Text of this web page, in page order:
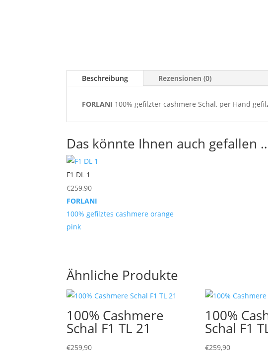
Beschreibung Rezensionen (0)
FORLANI 100% gefilzter cashmere Schal, per Hand
Das könnte Ihnen auch gefallen
F1 DL 1
€259,90
FORLANI
100% gefilztes cashmere orange
pink
Ähnliche Produkte
100% Cashmere
Schal F1 TL 21
€259,90
100%
Schal F1
€259,90